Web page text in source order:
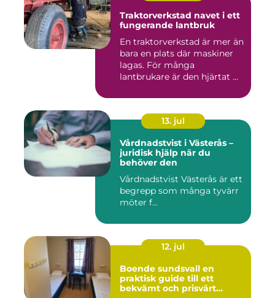
Traktorverkstad navet i ett
fungerande lantbruk
En traktorverkstad är mer än
bara en plats där maskiner
lagas. För många
lantbrukare är den hjärtat ...
13. jul
Vårdnadstvist i Västerås –
juridisk hjälp när du
behöver den
Vårdnadstvist Västerås är ett
begrepp som många tyvärr
möter f...
12. jul
Boende sundsvall en
praktisk guide till ett
bekvämt och prisvärt